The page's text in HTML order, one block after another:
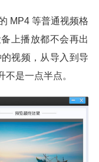
MP4 等普通视频格
上播放都不会再出
视频，从导入到导
是一点半点。